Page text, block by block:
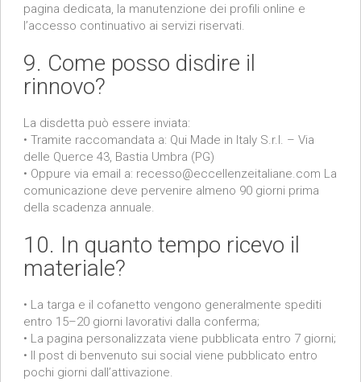
pagina dedicata, la manutenzione dei profili online e
l’accesso continuativo ai servizi riservati.
9. Come posso disdire il
rinnovo?
La disdetta può essere inviata:
• Tramite raccomandata a: Qui Made in Italy S.r.l. – Via
delle Querce 43, Bastia Umbra (PG)
• Oppure via email a: recesso@eccellenzeitaliane.com La
comunicazione deve pervenire almeno 90 giorni prima
della scadenza annuale.
10. In quanto tempo ricevo il
materiale?
• La targa e il cofanetto vengono generalmente spediti
entro 15–20 giorni lavorativi dalla conferma;
• La pagina personalizzata viene pubblicata entro 7 giorni;
• Il post di benvenuto sui social viene pubblicato entro
pochi giorni dall’attivazione.